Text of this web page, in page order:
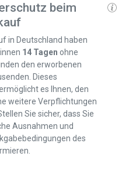
beim
in Deutschland haben
14 Tagen ohne
den erworbenen
Dieses
es Ihnen, den
weitere Verpflichtungen
Sie sicher, dass Sie
Ausnahmen und
des